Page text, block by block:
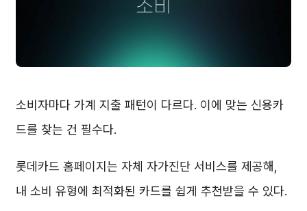
소비자마다 가계 지출 패턴이 다르다. 이에 맞는 신용카
드를 찾는 건 필수다.
롯데카드 홈페이지는 자체 자가진단 서비스를 제공해,
내 소비 유형에 최적화된 카드를 쉽게 추천받을 수 있다.